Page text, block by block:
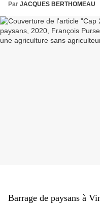
Par JACQUES BERTHOMEAU
Barrage de paysans à